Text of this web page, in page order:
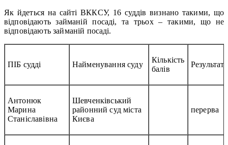
Як йдеться на сайті ВККСУ, 16 суддів визнано такими, що
відповідають займаній посаді, та трьох – такими, що не
відповідають займаній посаді.
ПІБ судді Найменування суду
Кількість
балів
Результат
Антонюк
Марина
Станіславівна
Шевченківський
районний суд міста
Києва
перерва